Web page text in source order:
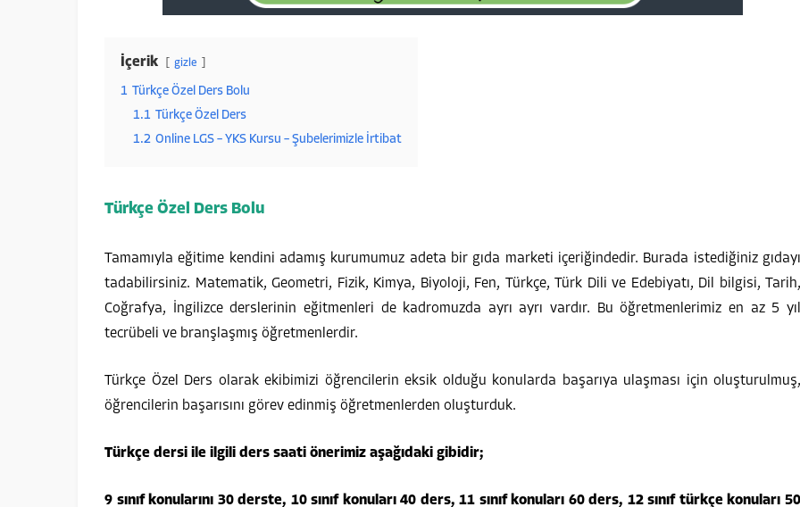
İçerik gizle
1 Türkçe Özel Ders Bolu
1.1 Türkçe Özel Ders
1.2 Online LGS – YKS Kursu – Şubelerimizle İrtibat
Türkçe Özel Ders Bolu
Tamamıyla eğitime kendini adamış kurumumuz adeta bir gıda marketi içeriğindedir. Burada istediğiniz gıdayı
tadabilirsiniz. Matematik, Geometri, Fizik, Kimya, Biyoloji, Fen, Türkçe, Türk Dili ve Edebiyatı, Dil bilgisi, Tarih,
Coğrafya, İngilizce derslerinin eğitmenleri de kadromuzda ayrı ayrı vardır. Bu öğretmenlerimiz en az 5 yıl
tecrübeli ve branşlaşmış öğretmenlerdir.
Türkçe Özel Ders olarak ekibimizi öğrencilerin eksik olduğu konularda başarıya ulaşması için oluşturulmuş,
öğrencilerin başarısını görev edinmiş öğretmenlerden oluşturduk.
Türkçe dersi ile ilgili ders saati önerimiz aşağıdaki gibidir;
9 sınıf konularını 30 derste, 10 sınıf konuları 40 ders, 11 sınıf konuları 60 ders, 12 sınıf türkçe konuları 50